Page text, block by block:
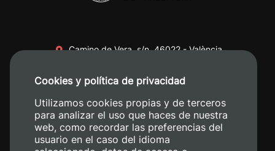
Camino de Vera, s/n. 46022 - València
+34 620 04 00 50
Cookies y política de privacidad
Utilizamos cookies propias y de terceros
para analizar el uso que haces de nuestra
web, como recordar las preferencias del
usuario en el caso del idioma